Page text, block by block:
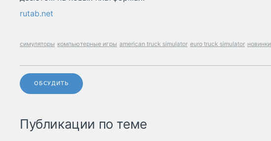
rutab.net
симуляторы компьютерные игры american truck simulator euro truck simulator новинки
ОБСУДИТЬ
Публикации по теме